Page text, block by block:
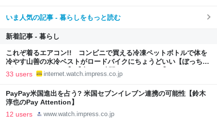
いま人気の記事 - 暮らしをもっと読む
新着記事 - 暮らし
これぞ着るエアコン!! コンビニで買える冷凍ペットボトルで体を
冷やす山善の水冷ベストがロードバイクにちょうどいい【ぼっち・
ざ・ろーど！その14】【空いた時間でなにしてる？】
33 users internet.watch.impress.co.jp
PayPay米国進出を占う? 米国セブンイレブン連携の可能性【鈴木
淳也のPay Attention】
12 users www.watch.impress.co.jp